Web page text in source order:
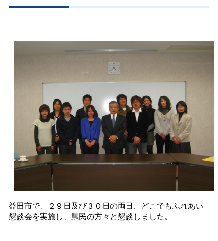
益田市で、２９日及び３０日の両日、どこでもふれあい
懇談会を実施し、県民の方々と懇談しました。